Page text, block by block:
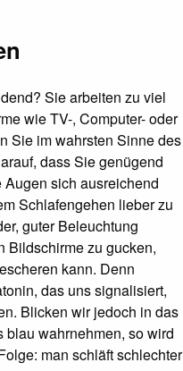
Sie arbeiten zu viel
wie TV-, Computer- oder
Sie im wahrsten Sinne des
dass Sie genügend
sich ausreichend
Schlafengehen lieber zu
guter Beleuchtung
Bildschirme zu gucken,
kann. Denn
das uns signalisiert,
Blicken wir jedoch in das
blau wahrnehmen, so wird
man schläft schlechter